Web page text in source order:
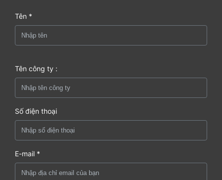
Tên *
Tên công ty :
Số điện thoại
E-mail *